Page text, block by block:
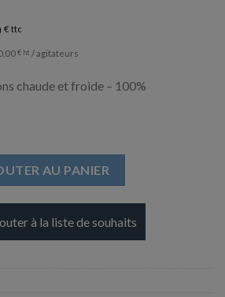
€
€ / agitateurs
chaude et froide – 100%
AU PANIER
à la liste de souhaits